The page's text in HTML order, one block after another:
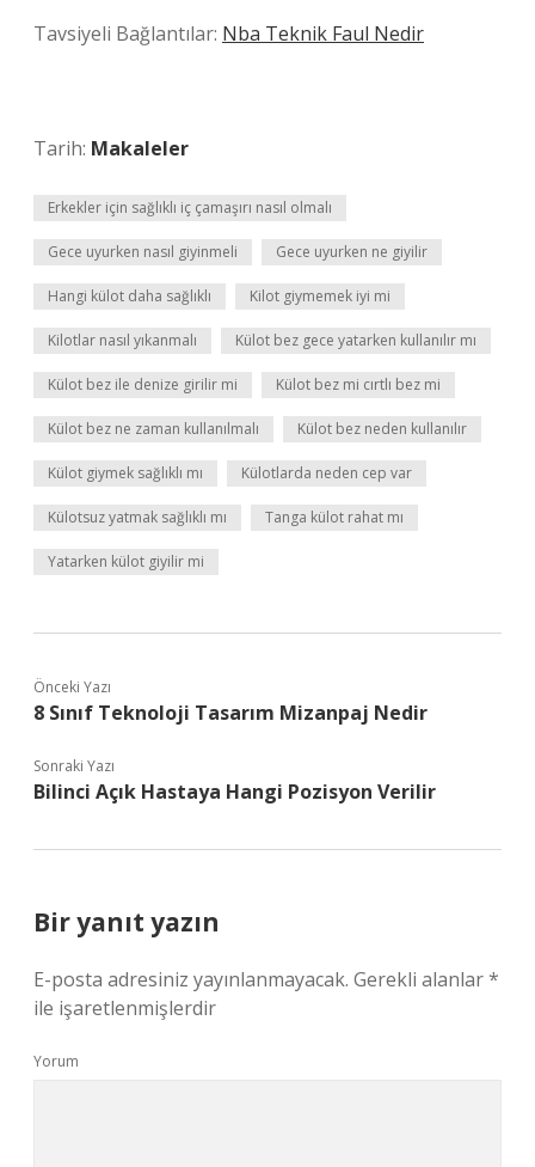
Tavsiyeli Bağlantılar: Nba Teknik Faul Nedir
Tarih: Makaleler
Erkekler için sağlıklı iç çamaşırı nasıl olmalı
Gece uyurken nasıl giyinmeli Gece uyurken ne giyilir
Hangi külot daha sağlıklı Kilot giymemek iyi mi
Kilotlar nasıl yıkanmalı Külot bez gece yatarken kullanılır mı
Külot bez ile denize girilir mi Külot bez mi cırtlı bez mi
Külot bez ne zaman kullanılmalı Külot bez neden kullanılır
Külot giymek sağlıklı mı Külotlarda neden cep var
Külotsuz yatmak sağlıklı mı Tanga külot rahat mı
Yatarken külot giyilir mi
Önceki Yazı
8 Sınıf Teknoloji Tasarım Mizanpaj Nedir
Sonraki Yazı
Bilinci Açık Hastaya Hangi Pozisyon Verilir
Bir yanıt yazın
E-posta adresiniz yayınlanmayacak. Gerekli alanlar*
ile işaretlenmişlerdir
Yorum